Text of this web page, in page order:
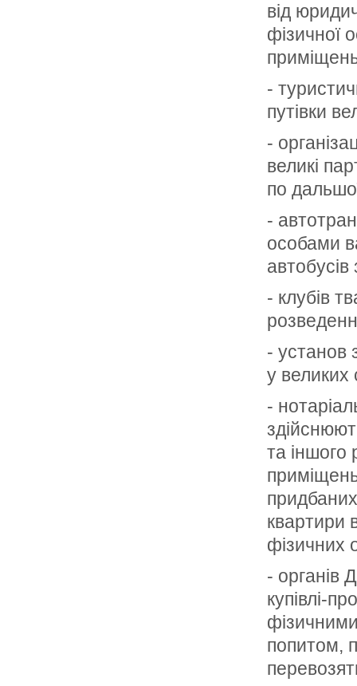
від
фізичної
-
путівки
-
великі
по
-
особами
- клубів
- установ
у великих
-
та іншого
квартири
фізичних
- органів
купівлі-
попитом,